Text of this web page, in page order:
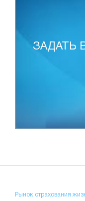
ЗАДАТЬ
Рынок страхования